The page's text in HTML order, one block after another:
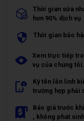
Thời gian sửa
hơn 90% dịch
Thời gian bảo
Xem trực tiếp
vụ của chúng
Ký tên lên linh
trường hợp phải
Báo giá trước
, không phát